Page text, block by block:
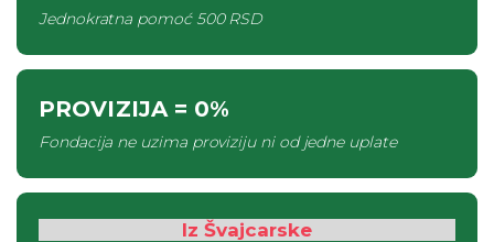
Jednokratna pomoć500 RSD
PROVIZIJA= 0%
Fondacija ne uzima proviziju ni od jedne uplate
Iz Švajcarske